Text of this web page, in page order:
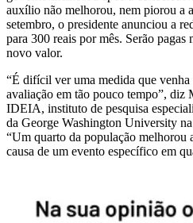
auxílio não melhorou, nem piorou a
setembro, o presidente anunciou a
para 300 reais por mês. Serão pagas
novo valor.
“É difícil ver uma medida que venha
avaliação em tão pouco tempo”,
IDEIA, instituto de pesquisa
da George Washington University
“Um quarto da população melhorou
causa de um evento específico em